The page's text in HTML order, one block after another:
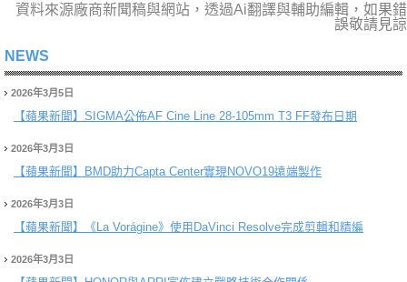
資料來源廠商新聞稿與網站，透過Ai翻譯與輔助編輯，如果錯
誤敬請見諒
NEWS
2026年3月5日
【蘋果新聞】 SIGMA公佈AF Cine Line 28-105mm T3 FF發布日期
2026年3月3日
【蘋果新聞】 BMD助力Capta Center實現NOVO19遠端製作
2026年3月3日
【蘋果新聞】 《La Vorágine》使用DaVinci Resolve完成剪輯和精編
2026年3月3日